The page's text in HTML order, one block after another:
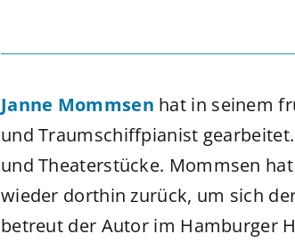
Janne Mommsen hat in seinem
und Traumschiffpianist
und Theaterstücke. Mommsen
wieder dorthin zurück, um sich
betreut der Autor im Hamburger